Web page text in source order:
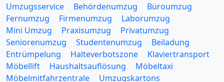
Umzugsservice Behördenumzug
Büroumzug
Fernumzug
Firmenumzug
Laborumzug
Mini Umzug
Praxisumzug
Privatumzug
Seniorenumzug
Studentenumzug
Beiladung
Entrümpelung
Halteverbotszone
Klaviertransport
Möbellift
Haushaltsauflösung
Möbeltaxi
Möbelmitfahrzentrale
Umzugskartons